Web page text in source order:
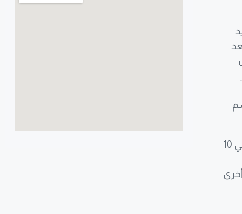
بشكل أدق، المسافة من فندق عفراء إلى الحرم المكي تتطلب استخدام وسيلة مواصلات، حيث تقدر بحوالي 10